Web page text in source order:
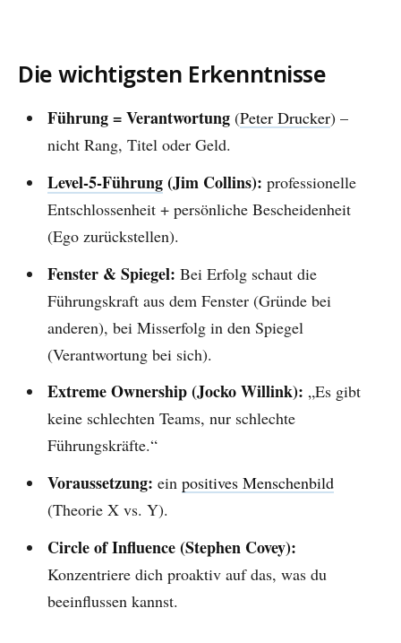
Die wichtigsten Erkenntnisse
Führung = Verantwortung(Peter Drucker) –
nicht Rang, Titel oder Geld.
Level-5-Führung(Jim Collins): professionelle
Entschlossenheit + persönliche Bescheidenheit
(Ego zurückstellen).
Fenster & Spiegel: Bei Erfolg schaut die
Führungskraft aus dem Fenster (Gründe bei
anderen), bei Misserfolg in den Spiegel
(Verantwortung bei sich).
Extreme Ownership (Jocko Willink): „Es gibt
keine schlechten Teams, nur schlechte
Führungskräfte.“
Voraussetzung: ein positives Menschenbild
(Theorie X vs. Y).
Circle of Influence (Stephen Covey):
Konzentriere dich proaktiv auf das, was du
beeinflussen kannst.